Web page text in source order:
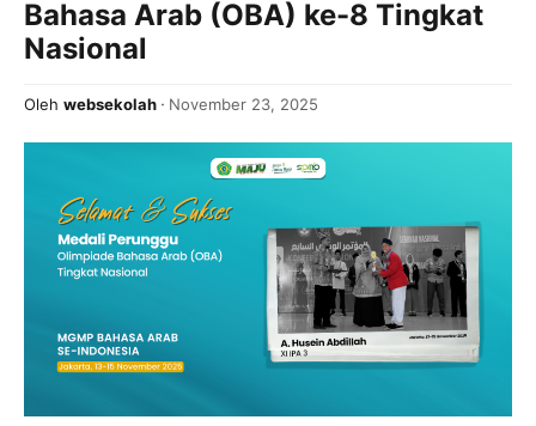
Bahasa Arab (OBA) ke-8 Tingkat
Nasional
Oleh websekolah November 23, 2025